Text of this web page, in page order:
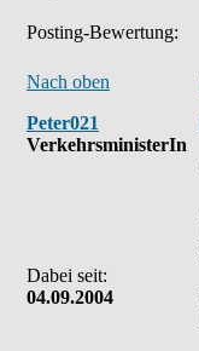
Posting-Bewertung:
Nach oben
Peter021
VerkehrsministerIn
Dabei seit:
04.09.2004